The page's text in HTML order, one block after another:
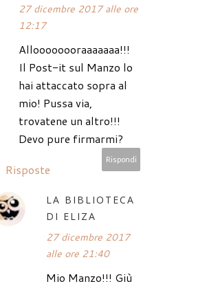
27 dicembre 2017 alle ore
12:17
Alloooooooraaaaaaa!!!
Il Post-it sul Manzo lo
hai attaccato sopra al
mio! Pussa via,
trovatene un altro!!!
Devo pure firmarmi?
Rispondi
Risposte
LA BIBLIOTECA
DI ELIZA
27 dicembre 2017
alle ore 21:40
Mio Manzo!!! Giù